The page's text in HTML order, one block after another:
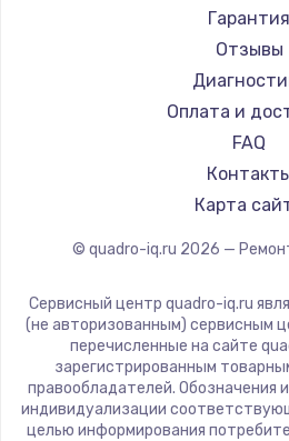
Гарантия
Отзывы
Оплата и
FAQ
Карта
© quadro-iq.ru 2026 —
Сервисный центр quadro-iq.ru
(не авторизованным) сервисным
перечисленные на сайте
зарегистрированным
правообладателей. Обозначения
индивидуализации
целью информирования